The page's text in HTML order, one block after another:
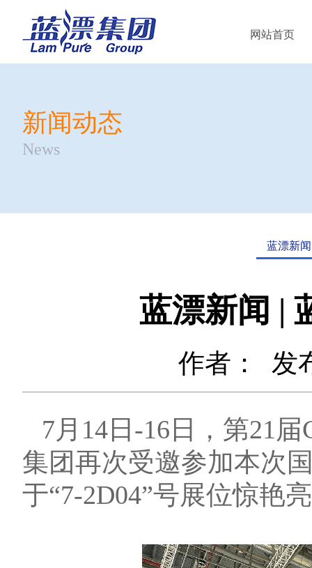
网站首页
新闻动态
News
蓝漂新闻
蓝漂新闻 |
作者： 发
7月14日-16日，第21
集团再次受邀参加本次
于“7-2D04”号展位惊艳